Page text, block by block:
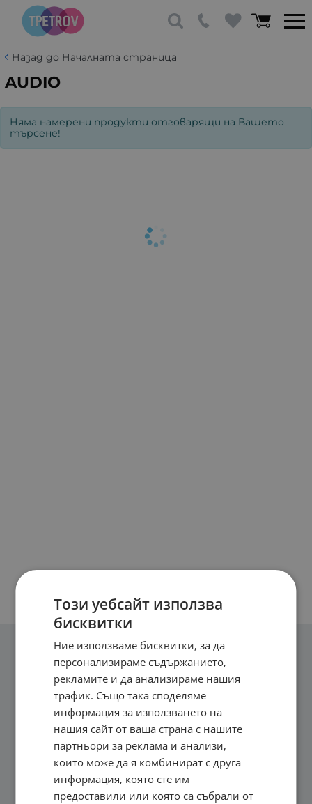
Назад до Началната страница
AUDIO
Няма намерени продукти отговарящи на Вашето
търсене!
Този уебсайт използва
бисквитки
Ние използваме бисквитки, за да
персонализираме съдържанието,
рекламите и да анализираме нашия
трафик. Също така споделяме
информация за използването на
нашия сайт от ваша страна с нашите
партньори за реклама и анализи,
които може да я комбинират с друга
информация, която сте им
предоставили или която са събрали от